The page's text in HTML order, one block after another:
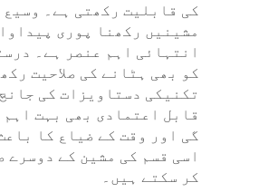
کی قابلیت رکھتی ہے۔
مشینیں رکھنا پوری
انتہائی اہم عنصر ہے۔
کو بھی ہٹانے کی صلاحیت
تکنیکی دستاویزات کی
قابل اعتمادی بھی بہت
گی اور وقت کے ضیاع کا
اسی قسم کی مشین کے
کر سکتے ہیں۔